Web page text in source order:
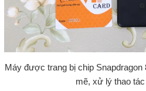
Máy được trang bị chip Snapdragon
mẽ, xử lý thao